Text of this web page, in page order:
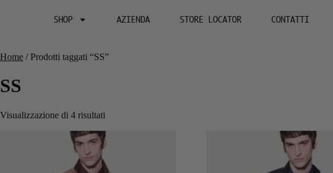
SHOP AZIENDA STORE LOCATOR CONTATTI
Home / Prodotti taggati “SS”
SS
Visualizzazione di 4 risultati